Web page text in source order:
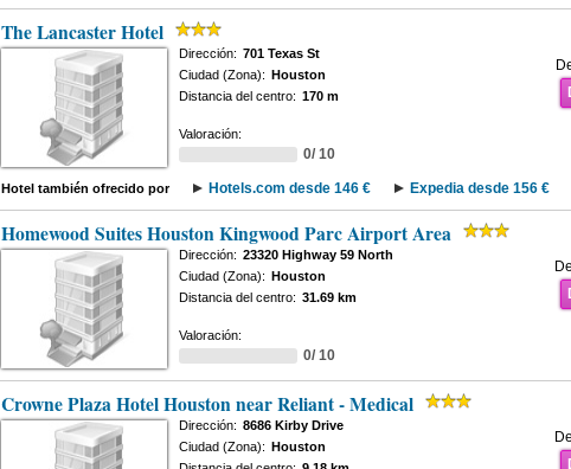
The Lancaster Hotel
Dirección: 701 Texas St
Ciudad (Zona): Houston
Distancia del centro: 170 m
Valoración:
0/ 10
Hotel también ofrecido por Hotels.com desde 146 € Expedia desde 156 €
Homewood Suites Houston Kingwood Parc Airport Area
Dirección: 23320 Highway 59 North
Ciudad (Zona): Houston
Distancia del centro: 31.69 km
Valoración:
0/ 10
Crowne Plaza Hotel Houston near Reliant - Medical
Dirección: 8686 Kirby Drive
Ciudad (Zona): Houston